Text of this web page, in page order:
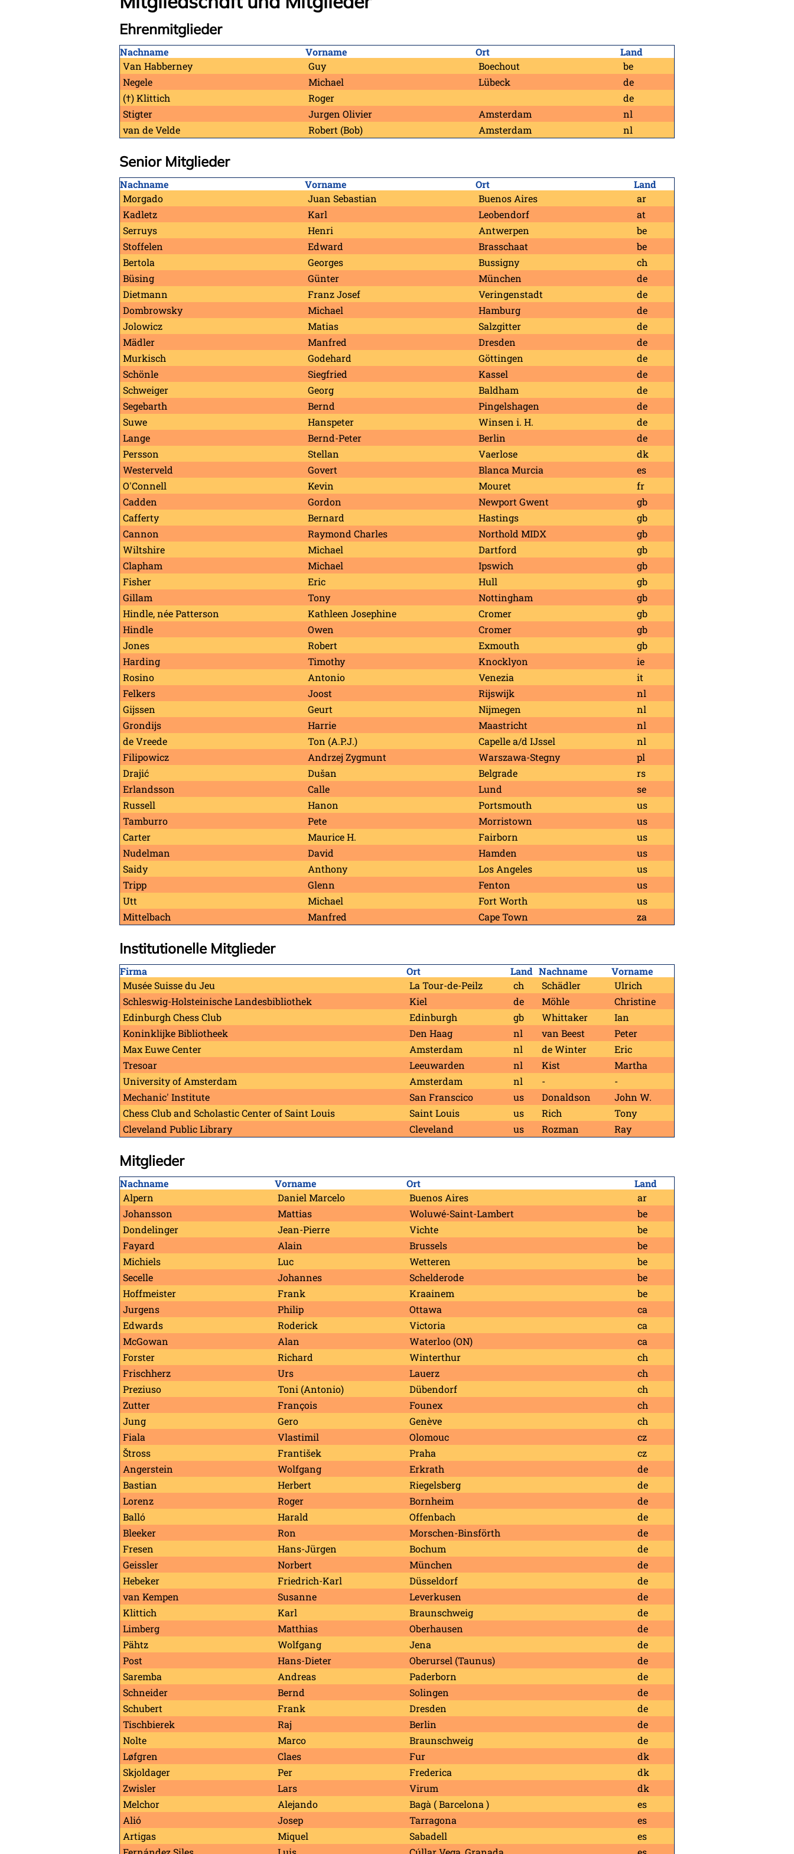
Ehrenmitglieder
Nachname Vorname Ort
Land
Van Habberney
Guy Boechout
be
Negele
Michael Lübeck
de
(†) Klittich
Roger
de
Stigter
Jurgen Olivier Amsterdam
nl
van de Velde
Robert (Bob) Amsterdam nl
Senior Mitglieder
Nachname Vorname Ort
Land
Morgado
Juan Sebastian Buenos Aires
ar
Kadletz
Karl Leobendorf
at
Serruys
Henri Antwerpen
be
Stoffelen
Edward Brasschaat
be
Bertola
Georges Bussigny
ch
Büsing
Günter München
de
Dietmann
Franz Josef Veringenstadt
de
Dombrowsky
Michael Hamburg
de
Jolowicz
Matias Salzgitter
de
Mädler
Manfred Dresden
de
Murkisch
Godehard Göttingen
de
Schönle
Siegfried Kassel
de
Schweiger
Georg Baldham
de
Segebarth
Bernd Pingelshagen
de
Suwe
Hanspeter Winsen i. H.
de
Lange
Bernd-Peter Berlin
de
Persson
Stellan Vaerlose
dk
Westerveld
Govert Blanca Murcia
es
O'Connell
Kevin Mouret
fr
Cadden
Gordon Newport Gwent
gb
Cafferty
Bernard Hastings
gb
Cannon
Raymond Charles Northold MIDX
gb
Wiltshire
Michael Dartford
gb
Clapham
Michael Ipswich
gb
Fisher
Eric Hull
gb
Gillam
Tony Nottingham
gb
Hindle, née Patterson
Kathleen Josephine Cromer
gb
Hindle
Owen Cromer
gb
Jones
Robert Exmouth
gb
Harding
Timothy Knocklyon
ie
Rosino
Antonio Venezia
it
Felkers
Joost Rijswijk
nl
Gijssen
Geurt Nijmegen
nl
Grondijs
Harrie Maastricht
nl
de Vreede
Ton (A.P.J.) Capelle a/d IJssel
nl
Filipowicz
Andrzej Zygmunt Warszawa-Stegny
pl
Drajić
Dušan Belgrade
rs
Erlandsson
Calle Lund
se
Russell
Hanon Portsmouth
us
Tamburro
Pete Morristown
us
Carter
Maurice H. Fairborn
us
Nudelman
David Hamden
us
Saidy
Anthony Los Angeles
us
Tripp
Glenn Fenton
us
Utt
Michael Fort Worth
us
Mittelbach
Manfred Cape Town za
Institutionelle Mitglieder
Firma Ort Land Nachname
Vorname
Musée Suisse du Jeu
La Tour-de-Peilz ch Schädler
Ulrich
Schleswig-Holsteinische Landesbibliothek
Kiel de Möhle
Christine
Edinburgh Chess Club
Edinburgh gb Whittaker
Ian
Koninklijke Bibliotheek
Den Haag nl van Beest
Peter
Max Euwe Center
Amsterdam nl de Winter
Eric
Tresoar
Leeuwarden nl Kist
Martha
University of Amsterdam
Amsterdam nl -
-
Mechanic' Institute
San Franscico us Donaldson
John W.
Chess Club and Scholastic Center of Saint Louis
Saint Louis us Rich
Tony
Cleveland Public Library
Cleveland us Rozman Ray
Mitglieder
Nachname Vorname Ort
Land
Alpern
Daniel Marcelo Buenos Aires
ar
Johansson
Mattias Woluwé-Saint-Lambert
be
Dondelinger
Jean-Pierre Vichte
be
Fayard
Alain Brussels
be
Michiels
Luc Wetteren
be
Secelle
Johannes Schelderode
be
Hoffmeister
Frank Kraainem
be
Jurgens
Philip Ottawa
ca
Edwards
Roderick Victoria
ca
McGowan
Alan Waterloo (ON)
ca
Forster
Richard Winterthur
ch
Frischherz
Urs Lauerz
ch
Preziuso
Toni (Antonio) Dübendorf
ch
Zutter
François Founex
ch
Jung
Gero Genève
ch
Fiala
Vlastimil Olomouc
cz
Štross
František Praha
cz
Angerstein
Wolfgang Erkrath
de
Bastian
Herbert Riegelsberg
de
Lorenz
Roger Bornheim
de
Balló
Harald Offenbach
de
Bleeker
Ron Morschen-Binsförth
de
Fresen
Hans-Jürgen Bochum
de
Geissler
Norbert München
de
Hebeker
Friedrich-Karl Düsseldorf
de
van Kempen
Susanne Leverkusen
de
Klittich
Karl Braunschweig
de
Limberg
Matthias Oberhausen
de
Pähtz
Wolfgang Jena
de
Post
Hans-Dieter Oberursel (Taunus)
de
Saremba
Andreas Paderborn
de
Schneider
Bernd Solingen
de
Schubert
Frank Dresden
de
Tischbierek
Raj Berlin
de
Nolte
Marco Braunschweig
de
Løfgren
Claes Fur
dk
Skjoldager
Per Frederica
dk
Zwisler
Lars Virum
dk
Melchor
Alejando Bagà ( Barcelona )
es
Alió
Josep Tarragona
es
Artigas
Miquel Sabadell
es